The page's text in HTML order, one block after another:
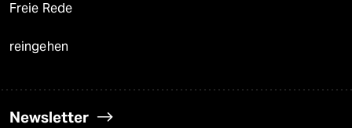
Freie Rede
reingehen
Newsletter